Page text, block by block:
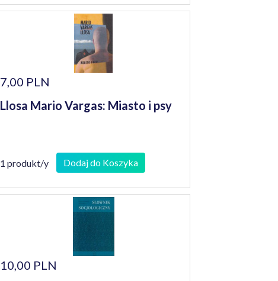
7,00 PLN
Llosa Mario Vargas: Miasto i psy
1 produkt/y Dodaj do Koszyka
10,00 PLN